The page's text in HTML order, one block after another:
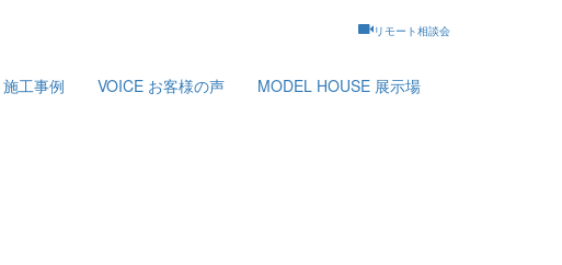
リモート相談会
施工事例 VOICE お客様の声 MODEL HOUSE 展示場